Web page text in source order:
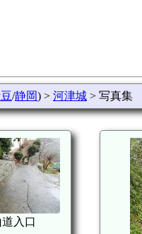
/静岡) > 河津城 > 写真集
入口